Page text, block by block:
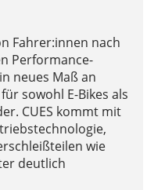
Fahrer:innen nach
Performance-
neues Maß an
sowohl E-Bikes als
CUES kommt mit
wie
deutlich